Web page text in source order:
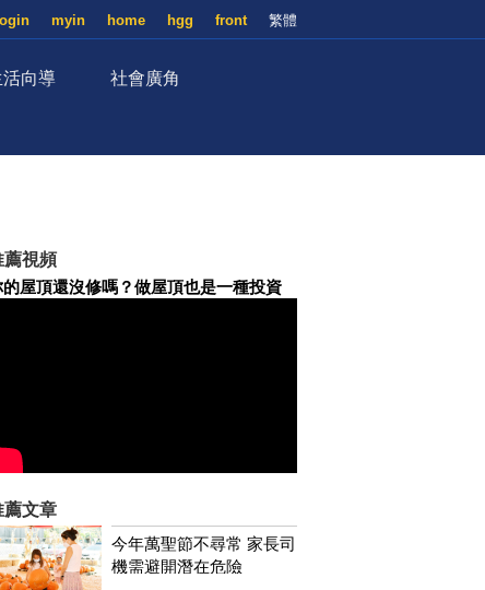
繁體
front
hgg
home
myin
活向導 社會廣角
薦視頻
的屋頂還沒修嗎？做屋頂也是一種投資
薦文章
今年萬聖節不尋常 家長司
機需避開潛在危險